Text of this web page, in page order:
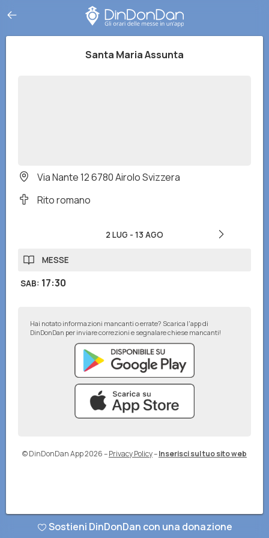
Santa Maria Assunta
Via Nante 12 6780 Airolo Svizzera
Rito romano
2 LUG - 13 AGO
MESSE
SAB: 17:30
Hai notato informazioni mancanti o errate? Scarica l'app di
DinDonDan per inviare correzioni e segnalare chiese mancanti!
© DinDonDan App 2026–Privacy Policy–Inserisci sul tuo sito web
Sostieni DinDonDan con una donazione